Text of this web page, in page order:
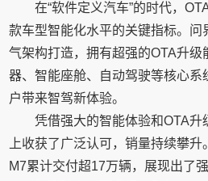
在“软件定义汽车”的时代，
款车型智能化水平的关键指标。问
气架构打造，拥有超强的OTA升级
器、智能座舱、自动驾驶等核心系
户带来智驾新体验。
凭借强大的智能体验和OTA升
上收获了广泛认可，销量持续攀
M7累计交付超17万辆，展现出了